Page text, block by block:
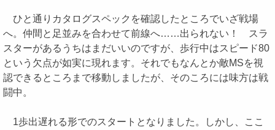
ひと通りカタログスペックを確認したところでいざ戦場
へ。仲間と足並みを合わせて前線へ……出られない！ スラ
スターがあるうちはまだいいのですが、歩行中はスピード80
という欠点が如実に現れます。それでもなんとか敵MSを視
認できるところまで移動しましたが、そのころには味方は戦
闘中。
1歩出遅れる形でのスタートとなりました。しかし、ここ